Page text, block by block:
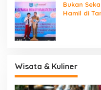
Bukan
Hamil di
Wisata & Kuliner